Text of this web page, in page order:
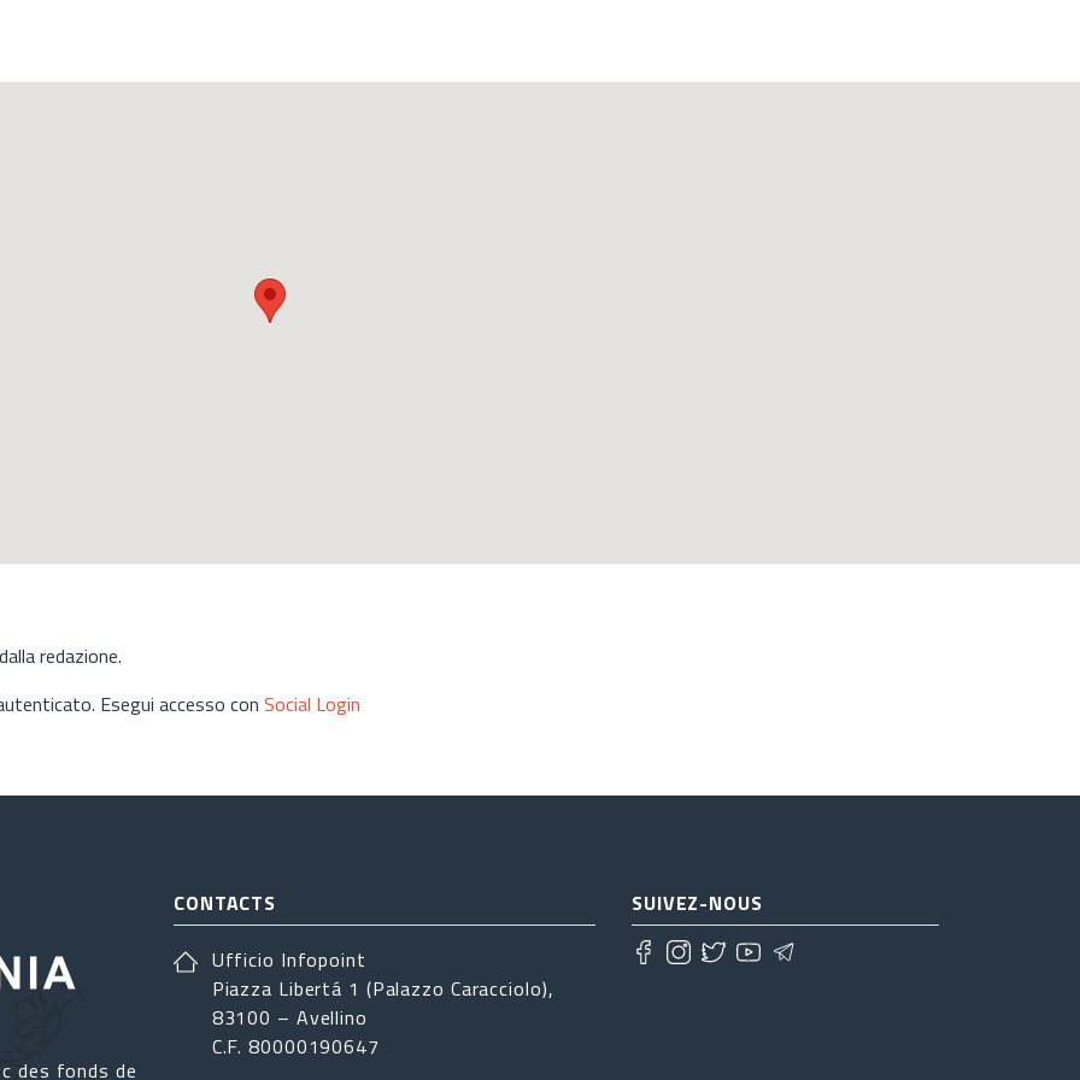
redazione.
Esegui accesso con Social Login
des fonds de
CONTACTS
Ufficio Infopoint
Piazza Libertá 1 (Palazzo Caracciolo),
83100 – Avellino
C.F. 80000190647
SUIVEZ-NOUS